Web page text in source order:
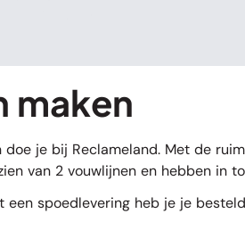
maken
je bij Reclameland. Met de
van 2 vouwlijnen en hebben
spoedlevering heb je je